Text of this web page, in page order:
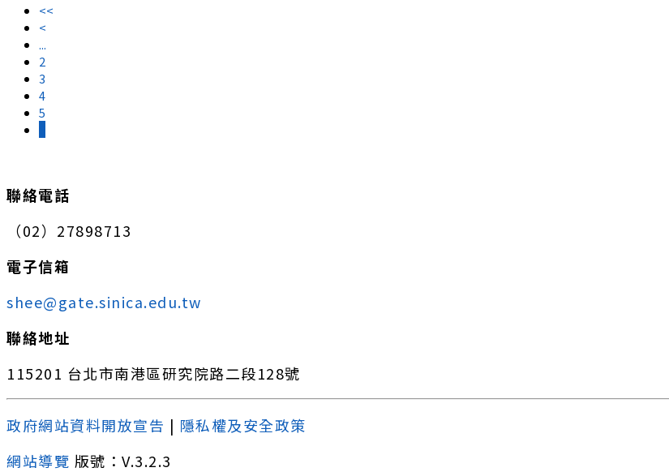
<<
<
...
2
3
4
5
聯絡電話
（02）27898713
電子信箱
shee@gate.sinica.edu.tw
聯絡地址
115201 台北市南港區研究院路二段128號
政府網站資料開放宣告 | 隱私權及安全政策
網站導覽 版號：V.3.2.3